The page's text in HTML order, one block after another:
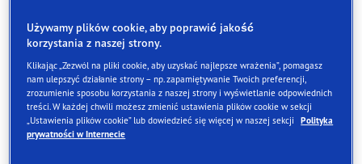
Znajdź opony
Używamy plików cookie, aby poprawić jakość
korzystania z naszej strony.
Klikając „Zezwól na pliki cookie, aby uzyskać najlepsze wrażenia”, pomagasz
nam ulepszyć działanie strony – np. zapamiętywanie Twoich preferencji,
zrozumienie sposobu korzystania z naszej strony i wyświetlanie odpowiednich
treści. W każdej chwili możesz zmienić ustawienia plików cookie w sekcji
„Ustawienia plików cookie” lub dowiedzieć się więcej w naszej sekcji
Polityka
prywatności w Internecie